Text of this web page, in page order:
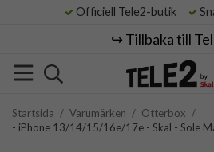
Officiell Tele2-butik
↪️ Tillbaka till
Startsida / Varumärken / Otterbox /
- iPhone 13/14/15/16e/17e - Skal - Sole